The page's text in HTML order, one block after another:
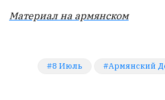
Материал на армянском
8 Июль Армянский